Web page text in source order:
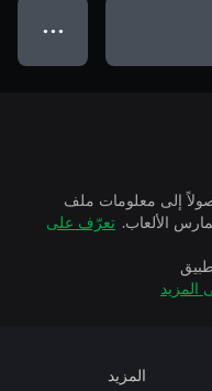
● ● ●
إلى معلومات ملف
تعرّف على
المزيد